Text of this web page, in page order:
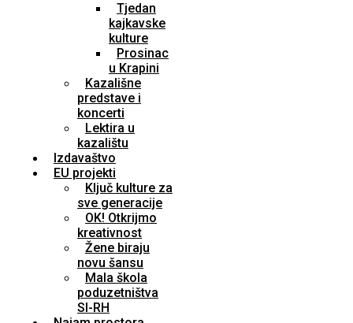
Tjedan
kajkavske
kulture
Prosinac
u Krapini
Kazališne
predstave i
koncerti
Lektira u
kazalištu
Izdavaštvo
EU projekti
Ključ kulture za
sve generacije
OK! Otkrijmo
kreativnost
Žene biraju
novu šansu
Mala škola
poduzetništva
SI-RH